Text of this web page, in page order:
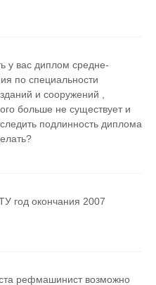
у вас диплом средне-
по специальности
и сооружений ,
больше не существует и
подлинность диплома
год окончания 2007
рефмашинист возможно